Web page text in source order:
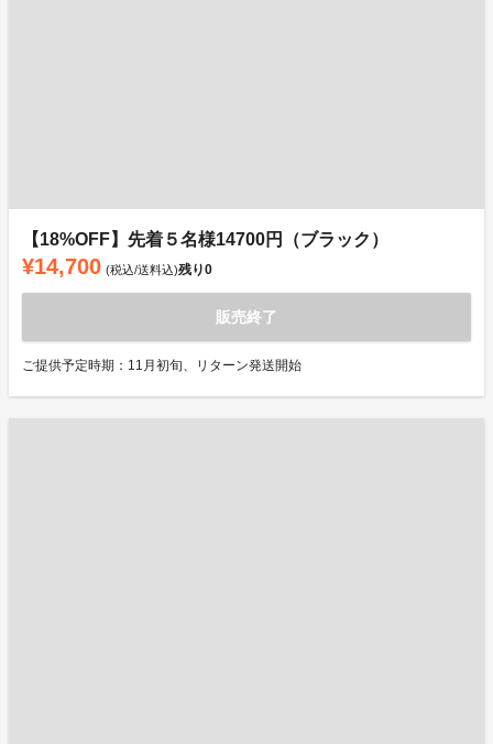
【18%OFF】先着５名様14700円（ブラック）
¥14,700 (税込/送料込)残り0
販売終了
ご提供予定時期：11月初旬、リターン発送開始